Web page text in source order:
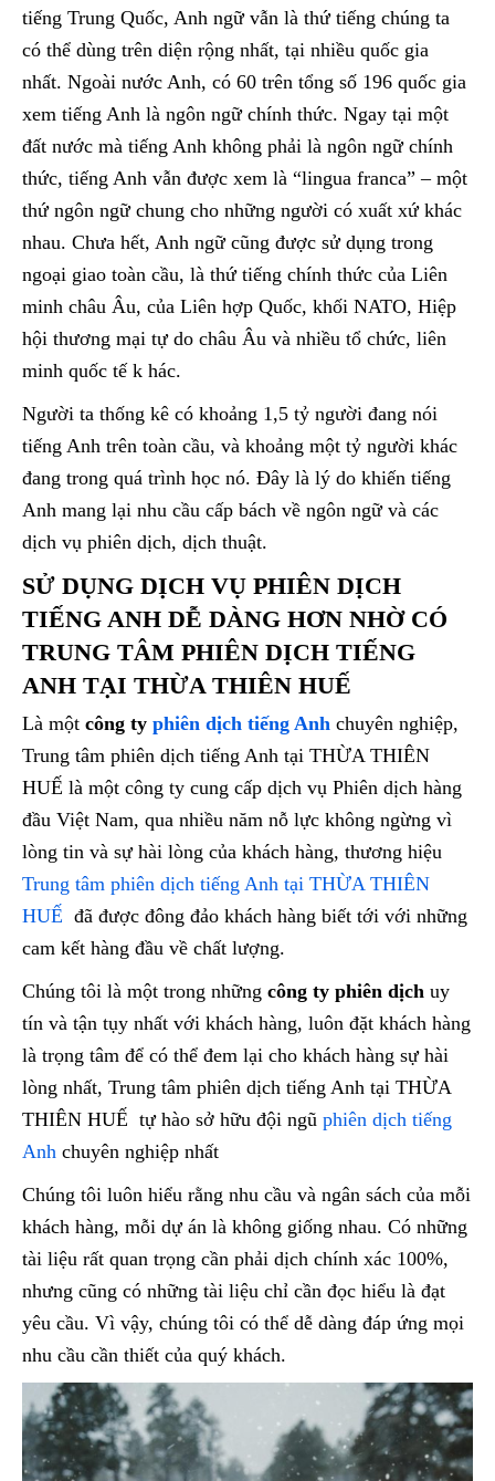
tiếng Trung Quốc, Anh ngữ vẫn là thứ tiếng chúng ta
có thể dùng trên diện rộng nhất, tại nhiều quốc gia
nhất. Ngoài nước Anh, có 60 trên tổng số 196 quốc gia
xem tiếng Anh là ngôn ngữ chính thức. Ngay tại một
đất nước mà tiếng Anh không phải là ngôn ngữ chính
thức, tiếng Anh vẫn được xem là “lingua franca” – một
thứ ngôn ngữ chung cho những người có xuất xứ khác
nhau. Chưa hết, Anh ngữ cũng được sử dụng trong
ngoại giao toàn cầu, là thứ tiếng chính thức của Liên
minh châu Âu, của Liên hợp Quốc, khối NATO, Hiệp
hội thương mại tự do châu Âu và nhiều tổ chức, liên
minh quốc tế k hác.
Người ta thống kê có khoảng 1,5 tỷ người đang nói
tiếng Anh trên toàn cầu, và khoảng một tỷ người khác
đang trong quá trình học nó. Đây là lý do khiến tiếng
Anh mang lại nhu cầu cấp bách về ngôn ngữ và các
dịch vụ phiên dịch, dịch thuật.
SỬ DỤNG DỊCH VỤ PHIÊN DỊCH
TIẾNG ANH DỄ DÀNG HƠN NHỜ CÓ
TRUNG TÂM PHIÊN DỊCH TIẾNG
ANH TẠI THỪA THIÊN HUẾ
Là một công ty phiên dịch tiếng Anh chuyên nghiệp,
Trung tâm phiên dịch tiếng Anh tại THỪA THIÊN
HUẾ là một công ty cung cấp dịch vụ Phiên dịch hàng
đầu Việt Nam, qua nhiều năm nỗ lực không ngừng vì
lòng tin và sự hài lòng của khách hàng, thương hiệu
Trung tâm phiên dịch tiếng Anh tại THỪA THIÊN
HUẾ đã được đông đảo khách hàng biết tới với những
cam kết hàng đầu về chất lượng.
Chúng tôi là một trong những công ty phiên dịch uy
tín và tận tụy nhất với khách hàng, luôn đặt khách hàng
là trọng tâm để có thể đem lại cho khách hàng sự hài
lòng nhất, Trung tâm phiên dịch tiếng Anh tại THỪA
THIÊN HUẾ tự hào sở hữu đội ngũ phiên dịch tiếng
Anh chuyên nghiệp nhất
Chúng tôi luôn hiểu rằng nhu cầu và ngân sách của mỗi
khách hàng, mỗi dự án là không giống nhau. Có những
tài liệu rất quan trọng cần phải dịch chính xác 100%,
nhưng cũng có những tài liệu chỉ cần đọc hiểu là đạt
yêu cầu. Vì vậy, chúng tôi có thể dễ dàng đáp ứng mọi
nhu cầu cần thiết của quý khách.